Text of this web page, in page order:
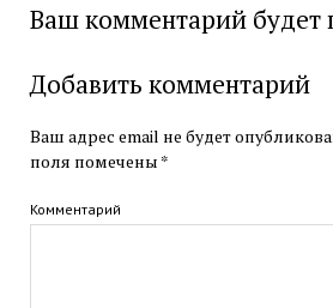
Ваш комментарий будет
Добавить комментарий
Ваш адрес email не будет
поля помечены *
Комментарий